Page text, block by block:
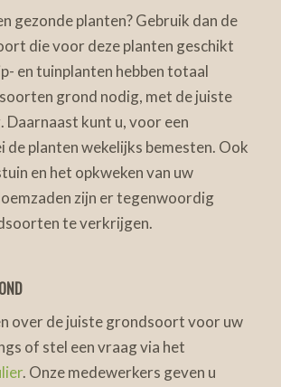
gezonde planten? Gebruik dan de
die voor deze planten geschikt
en tuinplanten hebben totaal
grond nodig, met de juiste
Daarnaast kunt u, voor een
de planten wekelijks bemesten. Ook
en het opkweken van uw
zijn er tegenwoordig
te verkrijgen.
over de juiste grondsoort voor uw
of stel een vraag via het
. Onze medewerkers geven u